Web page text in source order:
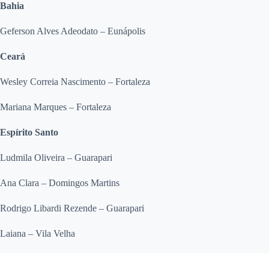
Bahia
Geferson Alves Adeodato – Eunápolis
Ceará
Wesley Correia Nascimento – Fortaleza
Mariana Marques – Fortaleza
Espírito Santo
Ludmila Oliveira – Guarapari
Ana Clara – Domingos Martins
Rodrigo Libardi Rezende – Guarapari
Laiana – Vila Velha